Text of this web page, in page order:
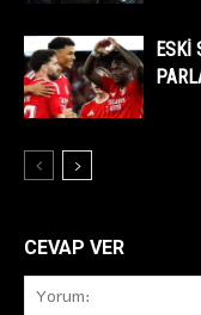
ESKİ
CEVAP VER